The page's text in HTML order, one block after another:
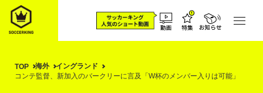
TOP 海外
イングランド
コンテ監督、新加入のバークリーに言及「W杯のメンバー入りは可能」